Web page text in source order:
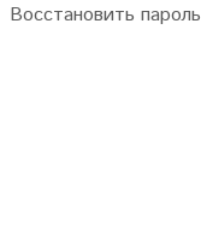
Восстановить пароль